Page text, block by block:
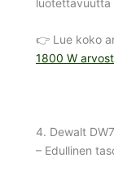
👉 Lue koko
1800 W
4. Dewalt
– Edullinen